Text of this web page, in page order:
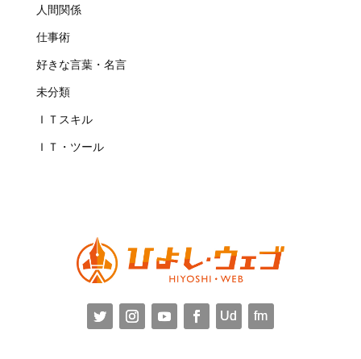
人間関係
仕事術
好きな言葉・名言
未分類
ＩＴスキル
ＩＴ・ツール